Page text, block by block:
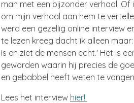
man met een bijzonder verhaal. Of
om mijn verhaal aan hem te
werd een gezellig online interview
te lezen kreeg dacht ik alleen
is en ziet de mensen echt.' Het is
geworden waarin hij precies de
en gebabbel heeft weten te
Lees het interview hier!